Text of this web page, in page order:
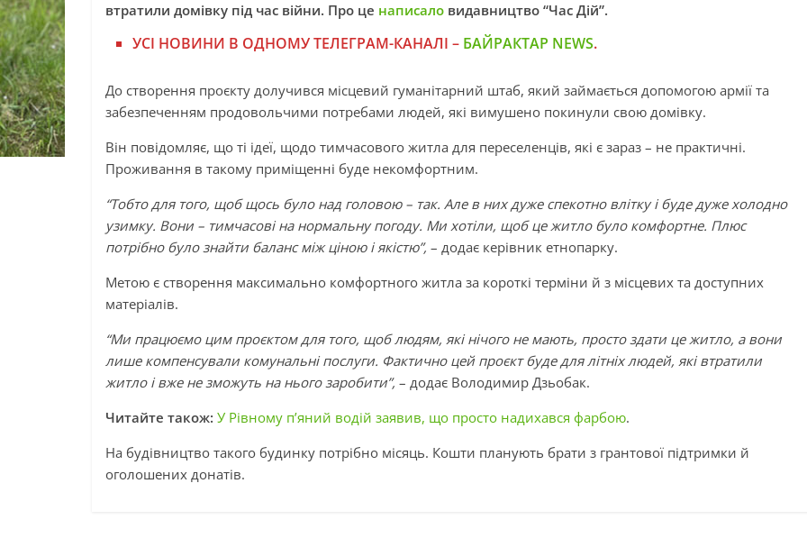
втратили домівку під час війни. Про це написало видавництво “Час Дій”.
УСІ НОВИНИ В ОДНОМУ ТЕЛЕГРАМ-КАНАЛІ – БАЙРАКТАР NEWS.
До створення проєкту долучився місцевий гуманітарний штаб, який займається допомогою армії та
забезпеченням продовольчими потребами людей, які вимушено покинули свою домівку.
Він повідомляє, що ті ідеї, щодо тимчасового житла для переселенців, які є зараз – не практичні.
Проживання в такому приміщенні буде некомфортним.
“Тобто для того, щоб щось було над головою – так. Але в них дуже спекотно влітку і буде дуже холодно
узимку. Вони – тимчасові на нормальну погоду. Ми хотіли, щоб це житло було комфортне. Плюс
потрібно було знайти баланс між ціною і якістю”, – додає керівник етнопарку.
Метою є створення максимально комфортного житла за короткі терміни й з місцевих та доступних
матеріалів.
“Ми працюємо цим проєктом для того, щоб людям, які нічого не мають, просто здати це житло, а вони
лише компенсували комунальні послуги. Фактично цей проєкт буде для літніх людей, які втратили
житло і вже не зможуть на нього заробити”, – додає Володимир Дзьобак.
Читайте також: У Рівному п’яний водій заявив, що просто надихався фарбою.
На будівництво такого будинку потрібно місяць. Кошти планують брати з грантової підтримки й
оголошених донатів.